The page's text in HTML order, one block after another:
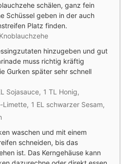
schälen, ganz fein
Schüssel geben in der auch
Platz finden.
hinzugeben und gut
muss richtig kräftig
Gurken später sehr schnell
Sojasauce, 1 TL Honig,
Limette, 1 EL schwarzer Sesam,
waschen und mit einem
schneiden, bis das
ist. Das Kerngehäuse kann